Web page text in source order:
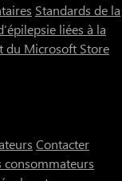
Standards de la
liées à la
du Microsoft Store
Contacter